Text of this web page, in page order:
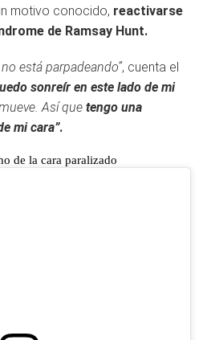
motivo conocido, reactivarse
de Ramsay Hunt.
está parpadeando”, cuenta el
sonreír en este lado de mi
Así que tengo una
mi cara”.
de la cara paralizado